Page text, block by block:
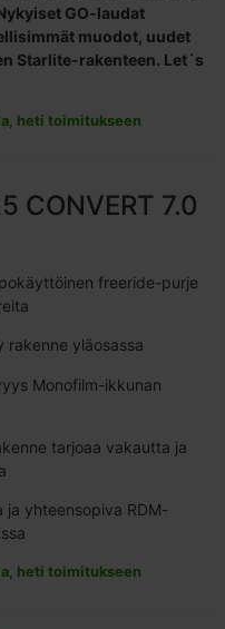
GO-laudat
muodot, uudet
Starlite-rakenteen. Let´s
heti toimitukseen
CONVERT 7.0
freeride-purje
rakenne yläosassa
Monofilm-ikkunan
tarjoaa vakautta ja
ja yhteensopiva RDM-
heti toimitukseen